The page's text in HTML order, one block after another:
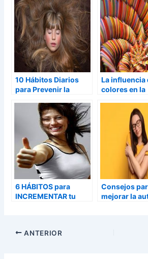
10 Hábitos Diarios
para Prevenir la
La influencia
colores en la
limitaciones
mismos
6 HÁBITOS para
INCREMENTAR tu
Consejos
mejorar la
ANTERIOR